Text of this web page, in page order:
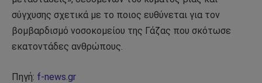
σύγχυσης σχετικά με το ποιος ευθύνεται για τον
βομβαρδισμό νοσοκομείου της Γάζας που σκότωσε
εκατοντάδες ανθρώπους.
Πηγή: f-news.gr